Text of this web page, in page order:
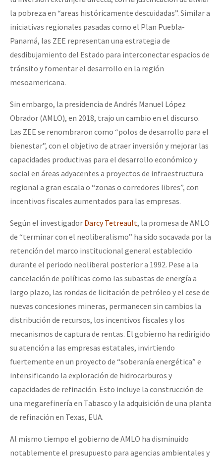
la pobreza en “areas históricamente descuidadas”. Similar a
iniciativas regionales pasadas como el Plan Puebla-
Panamá, las ZEE representan una estrategia de
desdibujamiento del Estado para interconectar espacios de
tránsito y fomentar el desarrollo en la región
mesoamericana.
Sin embargo, la presidencia de Andrés Manuel López
Obrador (AMLO), en 2018, trajo un cambio en el discurso.
Las ZEE se renombraron como “polos de desarrollo para el
bienestar”, con el objetivo de atraer inversión y mejorar las
capacidades productivas para el desarrollo económico y
social en áreas adyacentes a proyectos de infraestructura
regional a gran escala o “zonas o corredores libres”, con
incentivos fiscales aumentados para las empresas.
Según el investigador Darcy Tetreault, la promesa de AMLO
de “terminar con el neoliberalismo” ha sido socavada por la
retención del marco institucional general establecido
durante el periodo neoliberal posterior a 1992. Pese a la
cancelación de políticas como las subastas de energía a
largo plazo, las rondas de licitación de petróleo y el cese de
nuevas concesiones mineras, permanecen sin cambios la
distribución de recursos, los incentivos fiscales y los
mecanismos de captura de rentas. El gobierno ha redirigido
su atención a las empresas estatales, invirtiendo
fuertemente en un proyecto de “soberanía energética” e
intensificando la exploración de hidrocarburos y
capacidades de refinación. Esto incluye la construcción de
una megarefinería en Tabasco y la adquisición de una planta
de refinación en Texas, EUA.
Al mismo tiempo el gobierno de AMLO ha disminuido
notablemente el presupuesto para agencias ambientales y